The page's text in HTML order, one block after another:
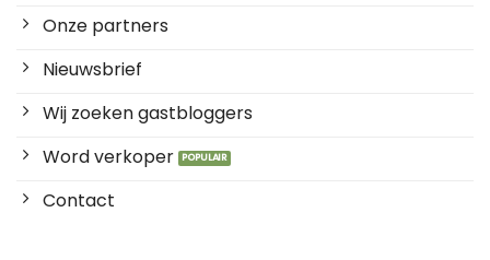
Onze partners
Nieuwsbrief
Wij zoeken gastbloggers
Word verkoper
Contact